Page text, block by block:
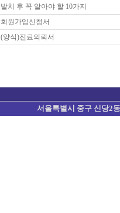
발치 후 꼭 알아야 할 10가지
회원가입신청서
(양식)진료의뢰서
서울특별시 중구 신당2